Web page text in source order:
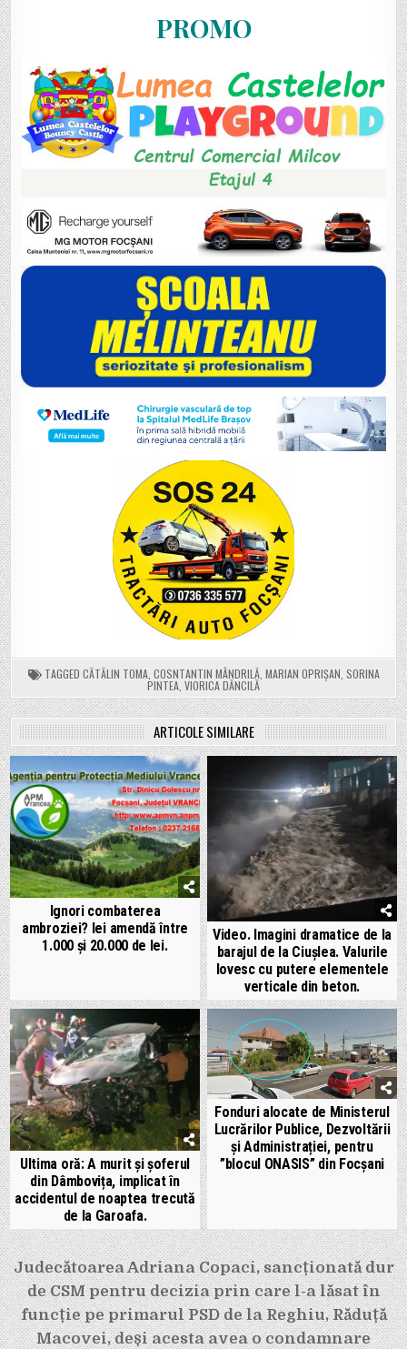
PROMO
TAGGED CĂTĂLIN TOMA, COSNTANTIN MÂNDRILĂ, MARIAN OPRIȘAN SORINA
PINTEA VIORICA DĂNCILĂ
ARTICOLE SIMILARE
Ignori combaterea
ambroziei? Iei amendă între
1.000 și 20.000 de lei.
Video. Imagini dramatice de la
barajul de la Ciușlea. Valurile
lovesc cu putere elementele
verticale din beton.
Ultima oră: A murit și șoferul
din Dâmbovița, implicat în
accidentul de noaptea trecută
de la Garoafa.
Fonduri alocate de Ministerul
Lucrărilor Publice, Dezvoltării
și Administrației, pentru
”blocul ONASIS” din Focșani
Navigare
în
articole
Judecătoarea Adriana Copaci, sancționată dur
de CSM pentru decizia prin care l-a lăsat în
funcție pe primarul PSD de la Reghiu, Răduță
Macovei, deși acesta avea o condamnare